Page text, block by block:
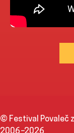
© Festival Povaleč
2006–2026